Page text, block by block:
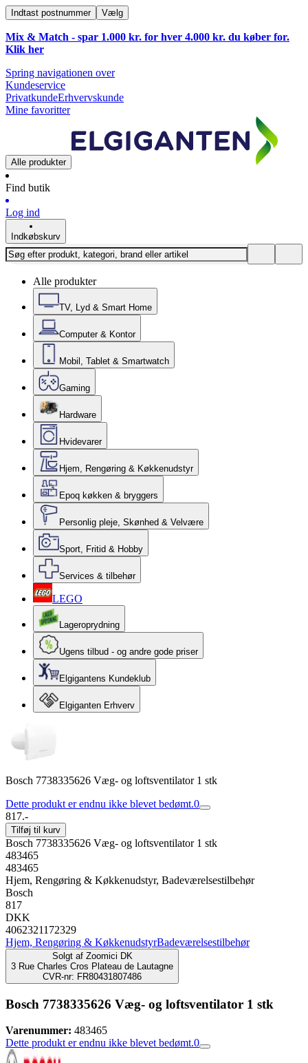
Indtast postnummer Vælg
Mix & Match - spar 1.000 kr. for hver 4.000 kr. du køber for.
Klik her
Spring navigationen over
Kundeservice
PrivatkundeErhvervskunde
Mine favoritter
Alle produkter
Find butik
Log ind
Indkøbskurv
Alle produkter
TV, Lyd & Smart Home
Computer & Kontor
Mobil, Tablet & Smartwatch
Gaming
Hardware
Hvidevarer
Hjem, Rengøring & Køkkenudstyr
Epoq køkken & bryggers
Personlig pleje, Skønhed & Velvære
Sport, Fritid & Hobby
Services & tilbehør
LEGO
Lageroprydning
Ugens tilbud - og andre gode priser
Elgigantens Kundeklub
Elgiganten Erhverv
Bosch 7738335626 Væg- og loftsventilator 1 stk
Dette produkt er endnu ikke blevet bedømt.0
817.-
Tilføj til kurv
Bosch 7738335626 Væg- og loftsventilator 1 stk
483465
483465
Hjem, Rengøring & Køkkenudstyr, Badeværelsestilbehør
Bosch
817
DKK
4062321172329
Hjem, Rengøring & KøkkenudstyrBadeværelsestilbehør
Solgt af Zoomici DK
3 Rue Charles Cros Plateau de Lautagne
CVR-nr: FR80431807486
Bosch 7738335626 Væg- og loftsventilator 1 stk
Varenummer: 483465
Dette produkt er endnu ikke blevet bedømt.0